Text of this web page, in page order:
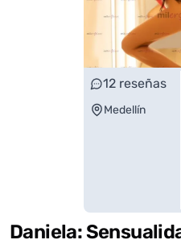
12 reseñas
Medellín
Daniela: